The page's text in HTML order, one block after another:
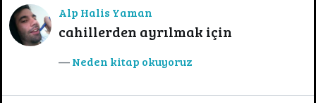
Alp Halis Yaman
cahillerden ayrılmak için
Neden kitap okuyoruz